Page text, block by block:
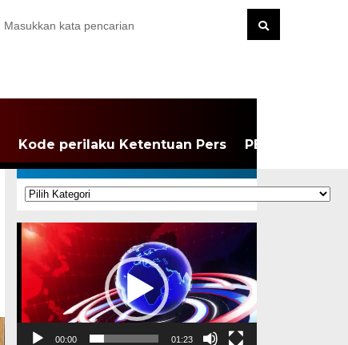
Kode perilaku Ketentuan Pers PEDOMAN
KATEGORI
Kategori
Pemutar
Video
00:00 01:23